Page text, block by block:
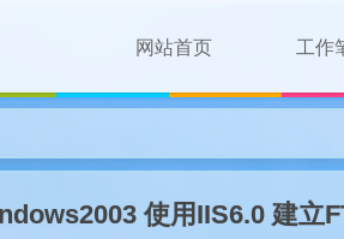
网站首页 工作
使用IIS6.0 建立